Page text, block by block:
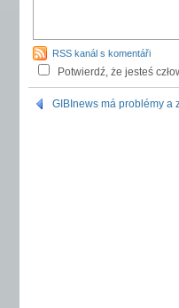
RSS kanál s komentáři
Potwierdź, że jesteś
GIBInews má problémy a